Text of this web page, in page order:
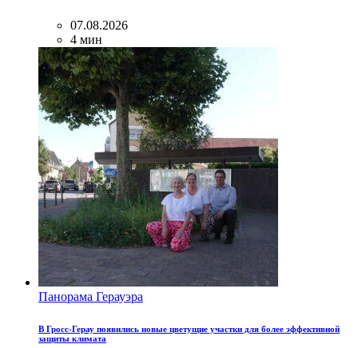
07.08.2026
4 мин
Панорама Герауэра
В Гросс-Герау появились новые цветущие участки для более эффективной
защиты климата